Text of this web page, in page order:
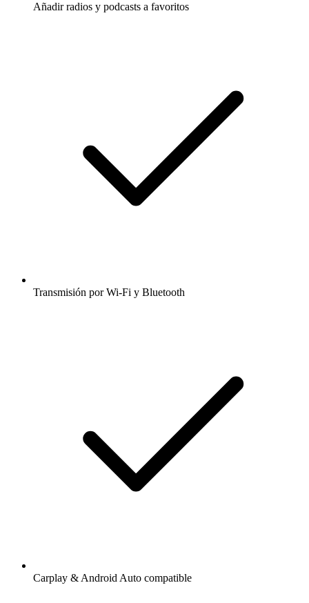
Añadir radios y podcasts a favoritos
Transmisión por Wi-Fi y Bluetooth
Carplay & Android Auto compatible